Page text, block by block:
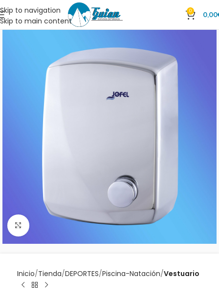
Skip to navigation
Skip to main content
0 0,00
Clic para ampliar
Inicio Tienda DEPORTES Piscina-Natación Vestuario